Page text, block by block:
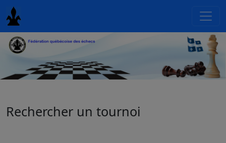
Rechercher un tournoi